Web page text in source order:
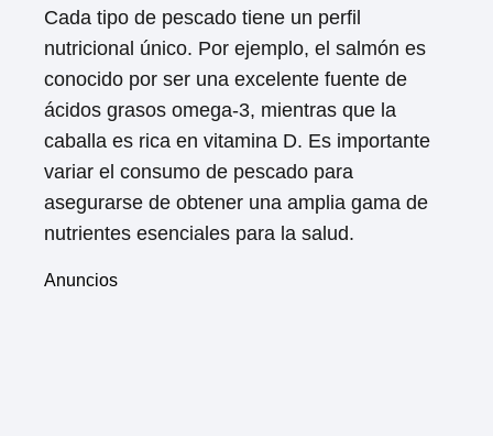
Cada tipo de pescado tiene un perfil
nutricional único. Por ejemplo, el salmón es
conocido por ser una excelente fuente de
ácidos grasos omega-3, mientras que la
caballa es rica en vitamina D. Es importante
variar el consumo de pescado para
asegurarse de obtener una amplia gama de
nutrientes esenciales para la salud.
Anuncios